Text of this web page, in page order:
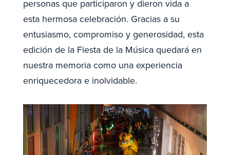
personas que participaron y dieron vida a
esta hermosa celebración. Gracias a su
entusiasmo, compromiso y generosidad, esta
edición de la Fiesta de la Música quedará en
nuestra memoria como una experiencia
enriquecedora e inolvidable.